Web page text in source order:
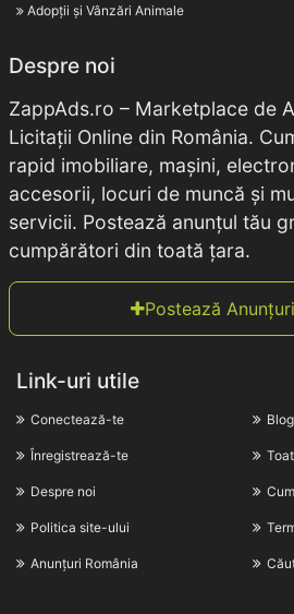
Adopții și Vânzări Animale
Despre noi
ZappAds.ro – Marketplace de
Licitații Online din România.
rapid imobiliare, mașini,
accesorii, locuri de muncă și
servicii. Postează anunțul tău
cumpărători din toată țara.
Postează
Link-uri utile
Conectează-te
Înregistrează-te
Despre noi
Politica site-ului
Anunțuri România
Blog